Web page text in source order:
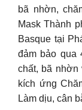
bã nhờn,
Mask Thành
Basque tại
đảm bảo qua
chất, bã nhờn
kích ứng
Làm dịu, cân